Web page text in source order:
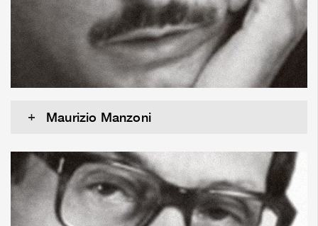
Maurizio Manzoni